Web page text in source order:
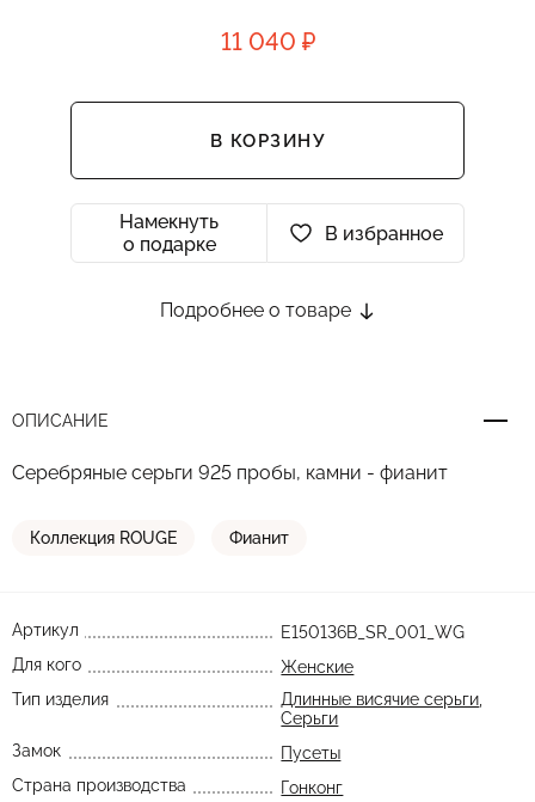
11 040 ₽
В КОРЗИНУ
Намекнуть
о подарке
В избранное
Подробнее о товаре
ОПИСАНИЕ
Серебряные серьги 925 пробы, камни - фианит
Коллекция ROUGE Фианит
Артикул
E150136B_SR_001_WG
Для кого
Женские
Тип изделия
Длинные висячие серьги
Серьги
Замок
Пусеты
Страна производства
Гонконг